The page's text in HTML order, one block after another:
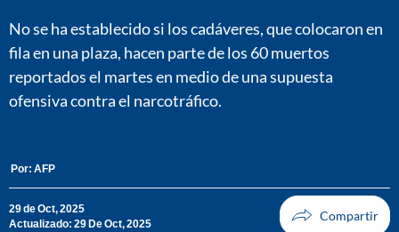
No se ha establecido si los cadáveres, que colocaron en
fila en una plaza, hacen parte de los 60 muertos
reportados el martes en medio de una supuesta
ofensiva contra el narcotráfico.
Por: AFP
29 de Oct, 2025
Actualizado: 29 De Oct, 2025